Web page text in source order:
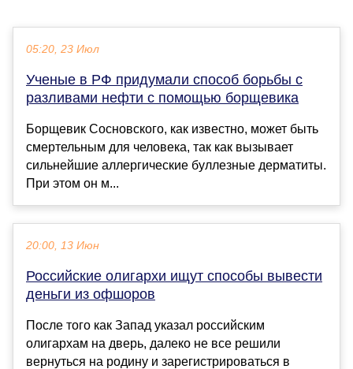
05:20, 23 Июл
Ученые в РФ придумали способ борьбы с
разливами нефти с помощью борщевика
Борщевик Сосновского, как известно, может быть
смертельным для человека, так как вызывает
сильнейшие аллергические буллезные дерматиты.
При этом он м...
20:00, 13 Июн
Российские олигархи ищут способы вывести
деньги из офшоров
После того как Запад указал российским
олигархам на дверь, далеко не все решили
вернуться на родину и зарегистрироваться в